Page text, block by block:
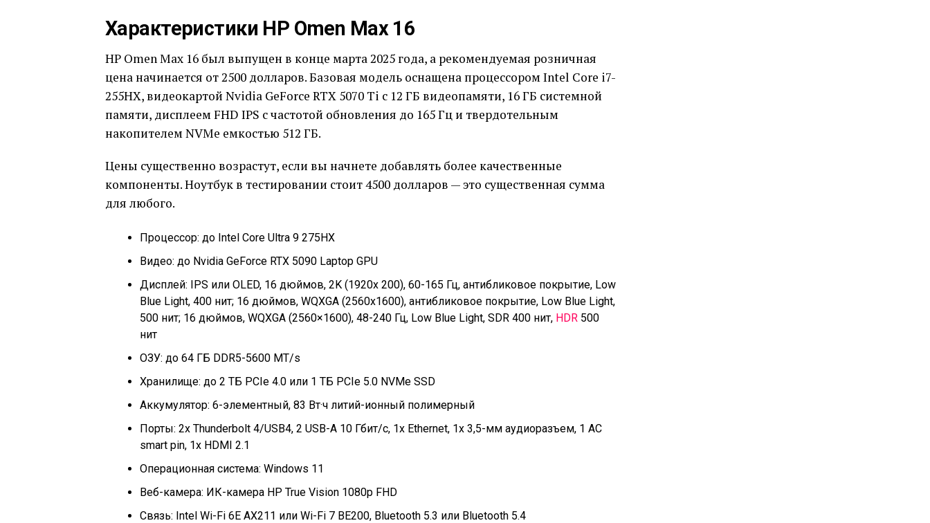
Характеристики HP Omen Max 16
HP Omen Max 16 был выпущен в конце марта 2025 года, а рекомендуемая розничная
цена начинается от 2500 долларов. Базовая модель оснащена процессором Intel Core i7-
255HX, видеокартой Nvidia GeForce RTX 5070 Ti с 12 ГБ видеопамяти, 16 ГБ системной
памяти, дисплеем FHD IPS с частотой обновления до 165 Гц и твердотельным
накопителем NVMe емкостью 512 ГБ.
Цены существенно возрастут, если вы начнете добавлять более качественные
компоненты. Ноутбук в тестировании стоит 4500 долларов — это существенная сумма
для любого.
Процессор: до Intel Core Ultra 9 275HX
Видео: до Nvidia GeForce RTX 5090 Laptop GPU
Дисплей: IPS или OLED, 16 дюймов, 2K (1920x 200), 60-165 Гц, антибликовое покрытие, Low
Blue Light, 400 нит; 16 дюймов, WQXGA (2560х1600), антибликовое покрытие, Low Blue Light,
500 нит; 16 дюймов, WQXGA (2560×1600), 48-240 Гц, Low Blue Light, SDR 400 нит, HDR 500
нит
ОЗУ: до 64 ГБ DDR5-5600 MT/s
Хранилище: до 2 ТБ PCIe 4.0 или 1 ТБ PCIe 5.0 NVMe SSD
Аккумулятор: 6-элементный, 83 Вт·ч литий-ионный полимерный
Порты: 2x Thunderbolt 4/USB4, 2 USB-A 10 Гбит/с, 1x Ethernet, 1x 3,5-мм аудиоразъем, 1 AC
smart pin, 1x HDMI 2.1
Операционная система: Windows 11
Веб-камера: ИК-камера HP True Vision 1080p FHD
Связь: Intel Wi-Fi 6E AX211 или Wi-Fi 7 BE200, Bluetooth 5.3 или Bluetooth 5.4